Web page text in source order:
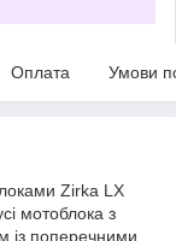
Оплата Умови
Zirka LX
мотоблока з
із поперечними